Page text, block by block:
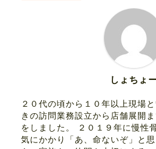
しょちょ
２０代の頃から１０年以上現場
きの訪問業務設立から店舗展開
をしました。 ２０１９年に慢性
気にかかり「あ、命ないぞ」と